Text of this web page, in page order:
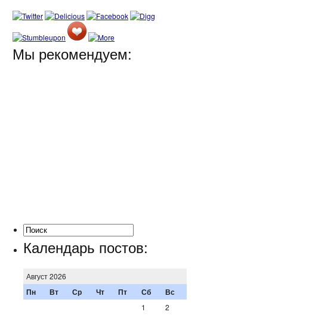
Мы рекомендуем:
Календарь постов:
Август 2026
Пн Вт Ср Чт Пт Сб Вс
1
2